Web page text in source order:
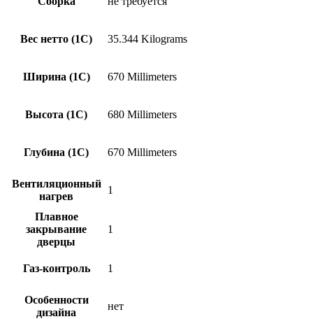
Вес нетто (1С) 35.344 Kilograms
Ширина (1С) 670 Millimeters
Высота (1С) 680 Millimeters
Глубина (1С) 670 Millimeters
Вентиляционный
нагрев
1
Плавное
закрывание
дверцы
1
Газ-контроль 1
Особенности
дизайна
нет